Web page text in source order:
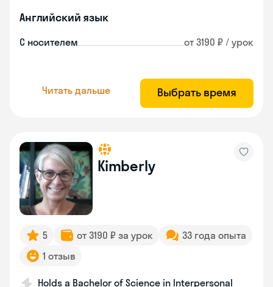
Английский язык
С носителем от 3190 ₽ / урок
Читать дальше Выбрать время
Kimberly
5 от 3190 ₽ за урок
33 года опыта
1 отзыв
Holds a Bachelor of Science in Interpersonal